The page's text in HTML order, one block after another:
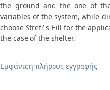
the ground and the one of
variables of the system, while
choose Strefi’ s Hill for the
the case of the shelter.
Εμφάνιση πλήρους εγγραφής